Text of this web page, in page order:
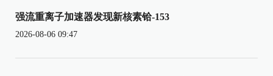
强流重离子加速器发现新核素铪-153
2026-08-06 09:47